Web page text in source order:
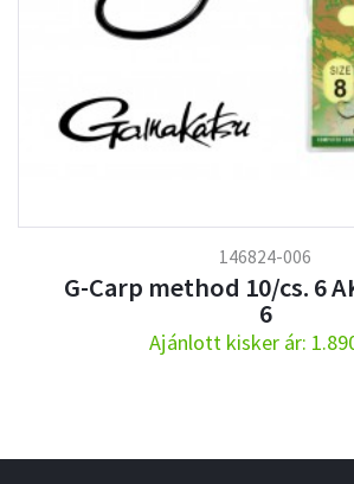
146824-006
G-Carp method 10/cs. 6
6
Ajánlott kisker ár: